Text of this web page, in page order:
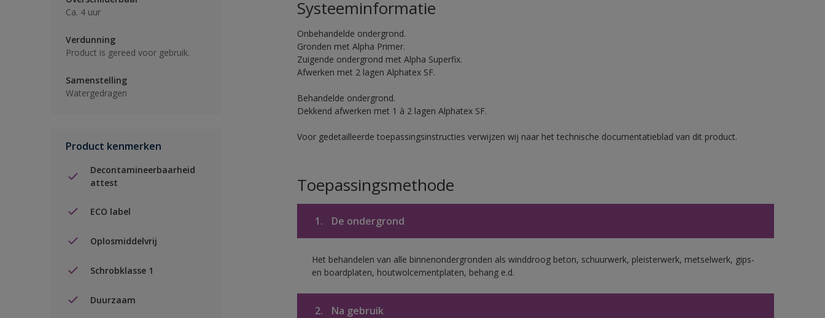
Ca. 4 uur
Verdunning
Product is gereed voor gebruik.
Samenstelling
Watergedragen
Product kenmerken
Decontamineerbaarheid
attest
ECO label
Oplosmiddelvrij
Schrobklasse 1
Duurzaam
Systeeminformatie
Onbehandelde ondergrond.
Gronden met Alpha Primer.
Zuigende ondergrond met Alpha Superfix.
Afwerken met 2 lagen Alphatex SF.
Behandelde ondergrond.
Dekkend afwerken met 1 à 2 lagen Alphatex SF.
Voor gedetailleerde toepassingsinstructies verwijzen wij naar het technische documentatieblad van dit product.
Toepassingsmethode
1. De ondergrond
Het behandelen van alle binnenondergronden als winddroog beton, schuurwerk, pleisterwerk, metselwerk, gips-
en boardplaten, houtwolcementplaten, behang e.d.
2. Na gebruik